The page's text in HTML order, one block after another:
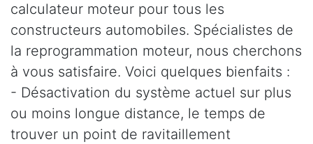
calculateur moteur pour tous les
constructeurs automobiles. Spécialistes de
la reprogrammation moteur, nous cherchons
à vous satisfaire. Voici quelques bienfaits :
- Désactivation du système actuel sur plus
ou moins longue distance, le temps de
trouver un point de ravitaillement